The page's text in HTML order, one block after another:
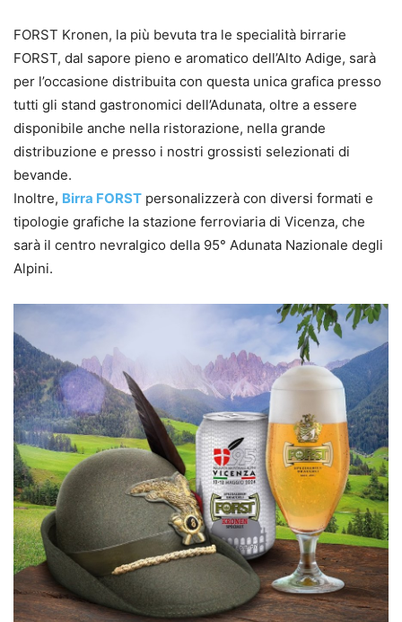
FORST Kronen, la più bevuta tra le specialità birrarie
FORST, dal sapore pieno e aromatico dell’Alto Adige, sarà
per l’occasione distribuita con questa unica grafica presso
tutti gli stand gastronomici dell’Adunata, oltre a essere
disponibile anche nella ristorazione, nella grande
distribuzione e presso i nostri grossisti selezionati di
bevande.
Inoltre, Birra FORST personalizzerà con diversi formati e
tipologie grafiche la stazione ferroviaria di Vicenza, che
sarà il centro nevralgico della 95° Adunata Nazionale degli
Alpini.